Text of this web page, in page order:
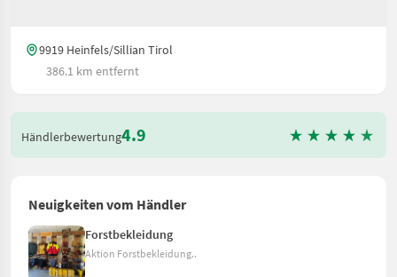
9919 Heinfels/Sillian Tirol
386.1 km entfernt
Händlerbewertung4.9
Neuigkeiten vom Händler
Forstbekleidung
Aktion Forstbekleidung..